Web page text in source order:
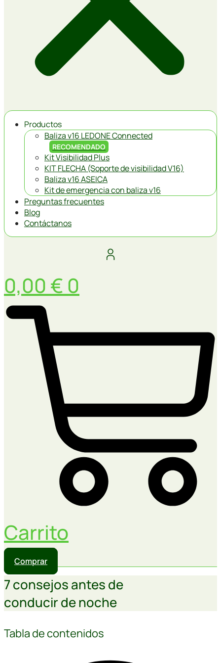
Productos
Baliza v16 LEDONE Connected
RECOMENDADO
Kit Visibilidad Plus
KIT FLECHA (Soporte de visibilidad V16)
Baliza v16 ASEICA
Kit de emergencia con baliza v16
Preguntas frecuentes
Blog
Contáctanos
0,00 € 0
Carrito
Comprar
7 consejos antes de
conducir de noche
Tabla de contenidos